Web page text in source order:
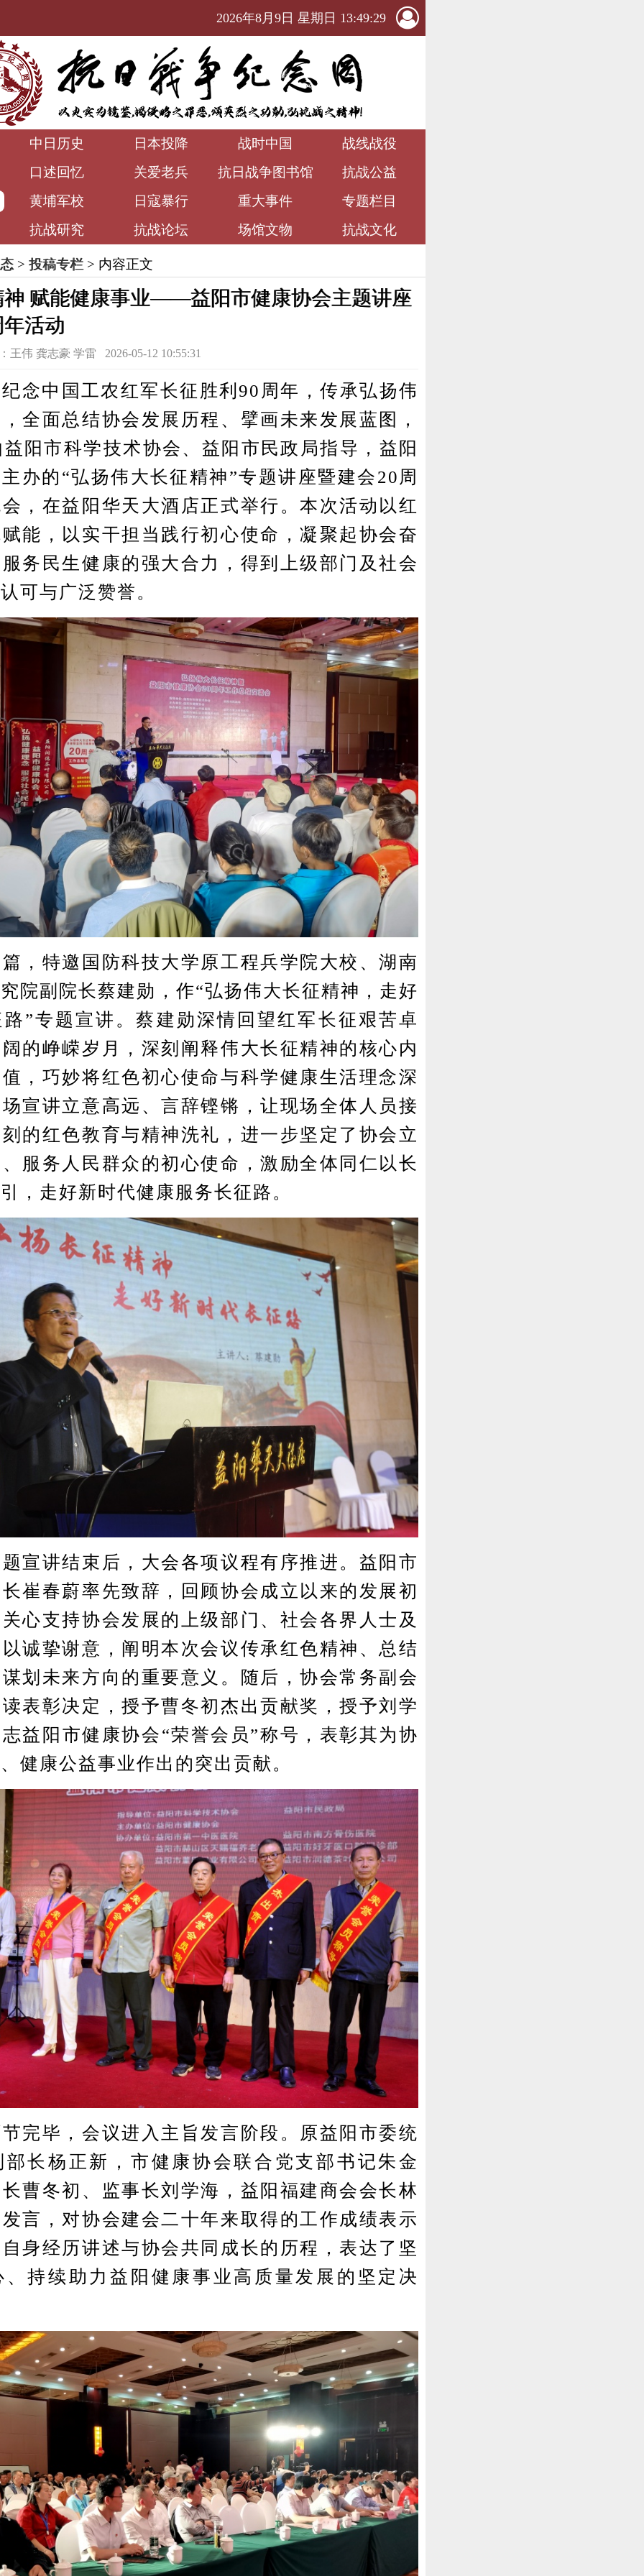
2026年8月9日 星期日 13:49:31
中日历史 日本投降 战时中国
战线战役
口述回忆
关爱老兵 抗日战争图书馆
抗战公益
黄埔军校
日寇暴行 重大事件
专题栏目
抗战研究
抗战论坛 场馆文物 抗战文化
> 投稿专栏 > 内容正文
神 赋能健康事业——益阳市健康协会主题讲座
活动
王伟 龚志豪 学雷 2026-05-12 10:55:31
中国工农红军长征胜利90周年，传承弘扬伟
全面总结协会发展历程、擘画未来发展蓝图，
阳市科学技术协会、益阳市民政局指导，益阳
办的“弘扬伟大长征精神”专题讲座暨建会20周
，在益阳华天大酒店正式举行。本次活动以红
能，以实干担当践行初心使命，凝聚起协会奋
务民生健康的强大合力，得到上级部门及社会
可与广泛赞誉。
特邀国防科技大学原工程兵学院大校、湖南
院副院长蔡建勋，作“弘扬伟大长征精神，走好
”专题宣讲。蔡建勋深情回望红军长征艰苦卓
的峥嵘岁月，深刻阐释伟大长征精神的核心内
，巧妙将红色初心使命与科学健康生活理念深
宣讲立意高远、言辞铿锵，让现场全体人员接
的红色教育与精神洗礼，进一步坚定了协会立
服务人民群众的初心使命，激励全体同仁以长
，走好新时代健康服务长征路。
讲结束后，大会各项议程有序推进。益阳市
崔春蔚率先致辞，回顾协会成立以来的发展初
心支持协会发展的上级部门、社会各界人士及
诚挚谢意，阐明本次会议传承红色精神、总结
划未来方向的重要意义。随后，协会常务副会
表彰决定，授予曹冬初杰出贡献奖，授予刘学
益阳市健康协会“荣誉会员”称号，表彰其为协
健康公益事业作出的突出贡献。
毕，会议进入主旨发言阶段。原益阳市委统
部长杨正新，市健康协会联合党支部书记朱金
曹冬初、监事长刘学海，益阳福建商会会长林
言，对协会建会二十年来取得的工作成绩表示
身经历讲述与协会共同成长的历程，表达了坚
、持续助力益阳健康事业高质量发展的坚定决